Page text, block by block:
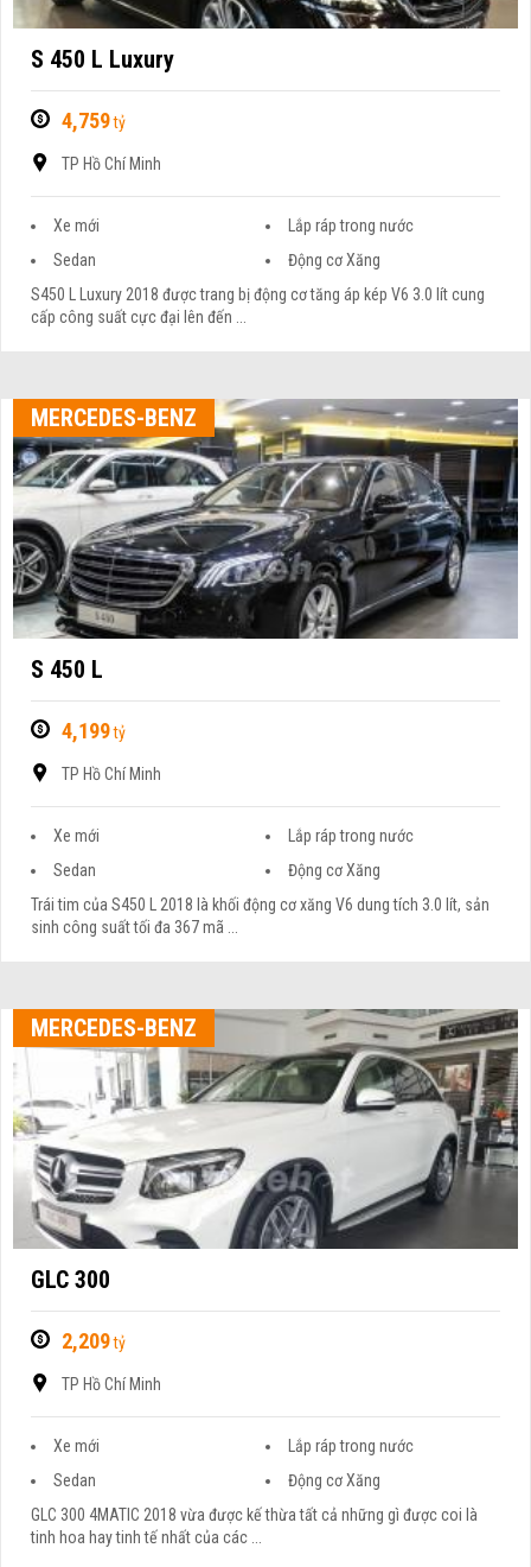
S 450 L Luxury
4,759tỷ
TP Hồ Chí Minh
Xe mới
Lắp ráp trong nước
Sedan
Động cơ Xăng
S450 L Luxury 2018 được trang bị động cơ tăng áp kép V6 3.0 lít cung
cấp công suất cực đại lên đến ...
MERCEDES-BENZ
S 450 L
4,199tỷ
TP Hồ Chí Minh
Xe mới
Lắp ráp trong nước
Sedan
Động cơ Xăng
Trái tim của S450 L 2018 là khối động cơ xăng V6 dung tích 3.0 lít, sản
sinh công suất tối đa 367 mã ...
MERCEDES-BENZ
GLC 300
2,209tỷ
TP Hồ Chí Minh
Xe mới
Lắp ráp trong nước
Sedan
Động cơ Xăng
GLC 300 4MATIC 2018 vừa được kế thừa tất cả những gì được coi là
tinh hoa hay tinh tế nhất của các ...